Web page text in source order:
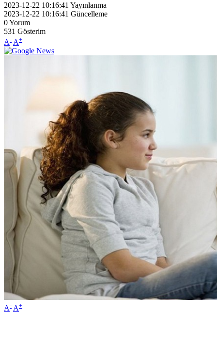
2023-12-22 10:16:41 Yayınlanma
2023-12-22 10:16:41 Güncelleme
0Yorum
531 Gösterim
A- A+
A- A+